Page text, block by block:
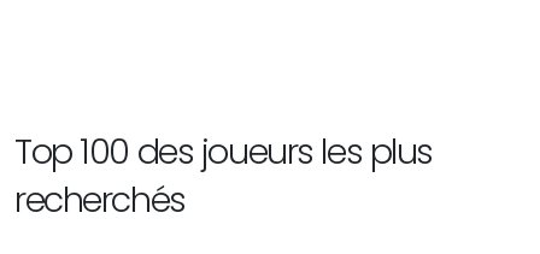
Top 100 des joueurs les plus
recherchés